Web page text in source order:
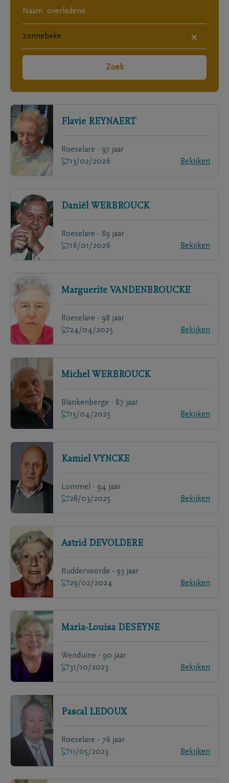
×
Zoek
Flavie REYNAERT
Roeselare - 97 jaar
13/02/2026
Bekijken
Daniël WERBROUCK
Roeselare - 89 jaar
16/01/2026
Bekijken
Marguerite VANDENBROUCKE
Roeselare - 98 jaar
24/04/2025
Bekijken
Michel WERBROUCK
Blankenberge - 87 jaar
15/04/2025
Bekijken
Kamiel VYNCKE
Lommel - 94 jaar
28/03/2025
Bekijken
Astrid DEVOLDERE
Ruddervoorde - 93 jaar
29/02/2024
Bekijken
Maria-Louisa DESEYNE
Wenduine - 90 jaar
31/10/2023
Bekijken
Pascal LEDOUX
Roeselare - 76 jaar
11/05/2023
Bekijken